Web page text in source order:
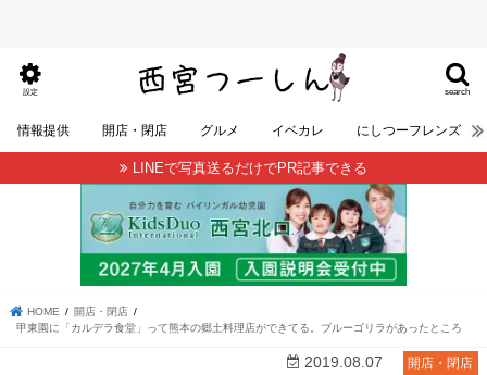
search
設定
情報提供 開店・閉店 グルメ イベカレ にしつーフレンズ
LINEで写真送るだけでPR記事できる
HOME
開店・閉店
甲東園に「カルデラ食堂」って熊本の郷土料理店ができてる。ブルーゴリラがあったところ
開店・閉店
2019.08.07